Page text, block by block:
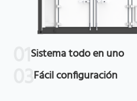
Sistema todo en uno
Fácil conﬁguración